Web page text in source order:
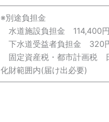
※別途負担金
水道施設負担金 114,400円
下水道受益者負担金 320
固定資産税・都市計画税
化財範囲内(届け出必要)